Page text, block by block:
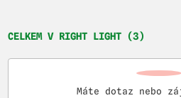
CELKEM V RIGHT LIGHT (3)
Máte dotaz nebo